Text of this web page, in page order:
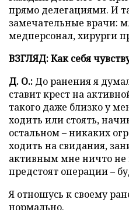
прямо делегациями. И
замечательные врачи:
медперсонал, хирурги
ВЗГЛЯД: Как себя
Д. О.: До ранения я
ставит крест на
такого даже близко у
ходить или стоять,
остальном – никаких
ходить на свидания,
активным мне ничто
предстоят операции –
Я отношусь к своему
нормально.